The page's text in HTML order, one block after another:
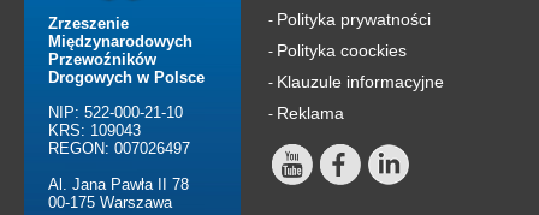
Zrzeszenie
Międzynarodowych
Przewoźników
Drogowych w Polsce
NIP: 522-000-21-10
KRS: 109043
REGON: 007026497
Al. Jana Pawła II 78
00-175 Warszawa
- Polityka prywatności
- Polityka coockies
- Klauzule informacyjne
- Reklama